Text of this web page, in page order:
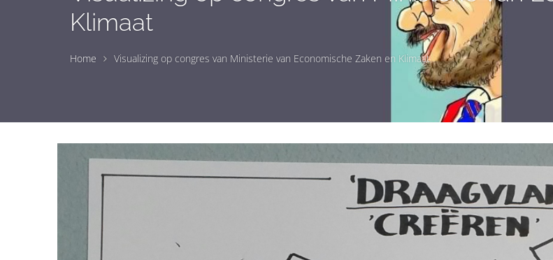
Klimaat
Home Visualizing op congres van Ministerie van Economische Zaken en Klimaat